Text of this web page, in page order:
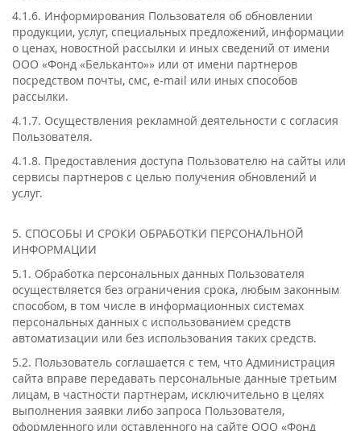
4.1.6. Информирования Пользователя об обновлении
продукции, услуг, специальных предложений, информации
о ценах, новостной рассылки и иных сведений от имени
ООО «Фонд «Бельканто»» или от имени партнеров
посредством почты, смс, e-mail или иных способов
рассылки.
4.1.7. Осуществления рекламной деятельности с согласия
Пользователя.
4.1.8. Предоставления доступа Пользователю на сайты или
сервисы партнеров с целью получения обновлений и
услуг.
5. СПОСОБЫ И СРОКИ ОБРАБОТКИ ПЕРСОНАЛЬНОЙ
ИНФОРМАЦИИ
5.1. Обработка персональных данных Пользователя
осуществляется без ограничения срока, любым законным
способом, в том числе в информационных системах
персональных данных с использованием средств
автоматизации или без использования таких средств.
5.2. Пользователь соглашается с тем, что Администрация
сайта вправе передавать персональные данные третьим
лицам, в частности партнерам, исключительно в целях
выполнения заявки либо запроса Пользователя,
оформленного или оставленного на сайте ООО «Фонд